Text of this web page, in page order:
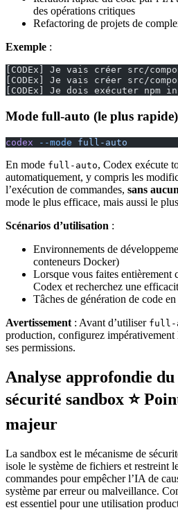
des opérations critiques
Refactoring de projets de
Exemple :
[CODEx] Je vais créer src/
[CODEx] Je vais créer src/
[CODEx] Je dois exécuter
Mode full-auto (le plus rapide)
codex --mode full-auto
En mode full-auto, Codex exécute
automatiquement, y compris les
l’exécution de commandes, sans
mode le plus efficace, mais aussi le
Scénarios d’utilisation :
Environnements de
conteneurs Docker)
Lorsque vous faites entièrement
Codex et recherchez une
Tâches de génération de code
Avertissement : Avant d’utiliser full-
production, configurez
ses permissions.
Analyse approfondie du
sécurité sandbox ⭐
majeur
La sandbox est le mécanisme de
isole le système de fichiers et restreint
commandes pour empêcher l’IA de
système par erreur ou malveillance.
est essentiel pour une utilisation